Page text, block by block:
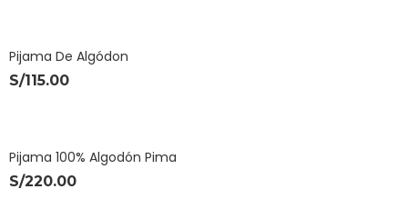
Pijama De Algódon
S/115.00
Pijama 100% Algodón Pima
S/220.00